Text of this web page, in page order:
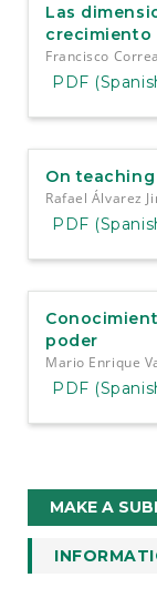
Las
crecimiento
Francisco
PDF
On
Rafael Álvarez
PDF
poder
Mario Enrique
PDF
Make
a
MAKE A